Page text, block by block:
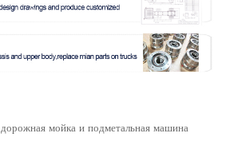
дорожная мойка и подметальная машина